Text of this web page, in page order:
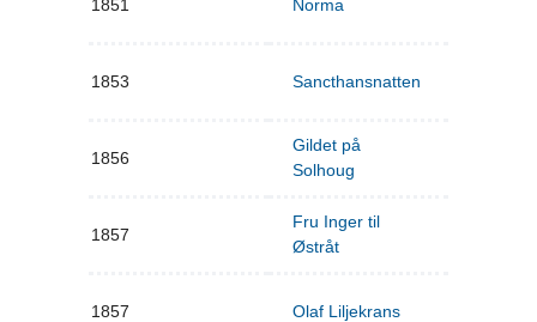
1851 Norma
1853 Sancthansnatten
1856
Gildet på
Solhoug
1857
Fru Inger til
Østråt
1857 Olaf Liljekrans